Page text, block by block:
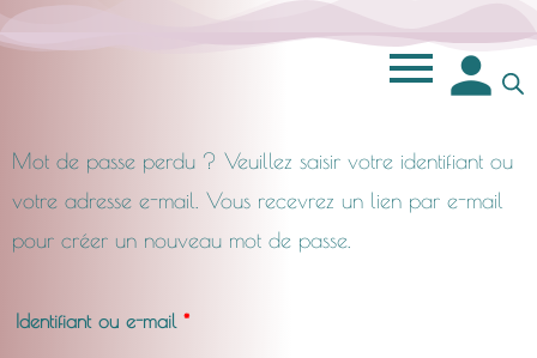
Mot de passe perdu ? Veuillez saisir votre identifiant ou
votre adresse e-mail. Vous recevrez un lien par e-mail
pour créer un nouveau mot de passe.
Identifiant ou e-mail *
Obligatoire